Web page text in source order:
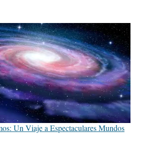
Un Viaje a Espectaculares Mundos